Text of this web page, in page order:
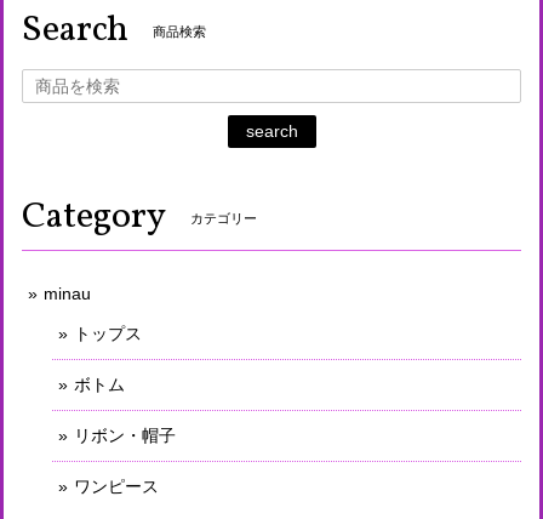
Search 商品検索
search
Category カテゴリー
minau
トップス
ボトム
リボン・帽子
ワンピース